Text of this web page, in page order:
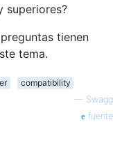
superiores?
tienen
tema.
compatibility
— Swagg
fuente